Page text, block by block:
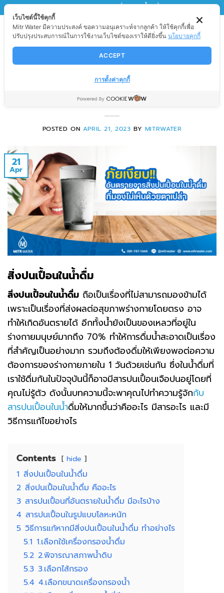
Skip
content
MITRWATER มิตรวอเตอร์ เพื่อนของน้ำ เพื่อนของคุณ
ภัยเงียบ!! อันตรายจารสิ่งปนเปื้อนใน
น้ำดื่ม ที่มองไม่เห็นด้วยตาเปล่า
POSTED ON APRIL 21, 2023 BY MITRWATER
21
Apr
สิ่งปนเปื้อนในน้ำดื่ม
สิ่งปนเปื้อนในน้ำดื่ม ถือเป็นเรื่องที่ไม่สามารถมองข้ามได้
เพราะเป็นเรื่องที่ส่งผลต่อสุขภาพร่างกายโดยตรง อาจ
ทำให้เกิดอันตรายได้ อีกทั้งน้ำยังเป็นของเหลวที่อยู่ใน
ร่างกายมนุษย์มากถึง 70% ทำให้การดื่มน้ำสะอาดเป็นเรื่อง
ที่สำคัญเป็นอย่างมาก รวมถึงต้องดื่มให้เพียงพอต่อความ
ต้องการของร่างกายภายใน 1 วันด้วยเช่นกัน ซึ่งในน้ำดื่มที่
เราใช้ดื่มกันในปัจจุบันนี้ก็อาจมีสารปนเปื้อนเจือปนอยู่โดยที่
คุณไม่รู้ตัว ดังนั้นบทความนี้จะพาคุณไปทำความรู้จักกับ
สารปนเปื้อนในน้ำดื่มให้มากขึ้นว่าคืออะไร มีสารอะไร และมี
วิธีการแก้ไขอย่างไร
Contents hide
1 สิ่งปนเปื้อนในน้ำดื่ม
2 สิ่งปนเปื้อนในน้ำดื่ม คืออะไร
3 สารปนเปื้อนที่อันตรายในน้ำดื่ม มีอะไรบ้าง
4 สารปนเปื้อนในรูปแบบโลหะหนัก
5 วิธีการแก้หากมีสิ่งปนเปื้อนในน้ำดื่ม ทำอย่างไร
5.1 1.เลือกใช้เครื่องกรองน้ำดื่ม
5.2 2.พิจารณาสภาพน้ำดิบ
5.3 3.เลือกไส้กรอง
5.4 4.เลือกขนาดเครื่องกรองน้ำ
เว็บไซต์นี้ใช้คุกกี้
Mitr Water มีความประสงค์ ขอความอนุเคราะห์จากลูกค้า ให้ใช้คุกกี้เพื่อ
ปรับปรุงประสบการณ์ในการใช้งานเว็บไซต์ของเราให้ดียิ่งขึ้น นโยบายคุกกี้
ACCEPT
การตั้งค่าคุกกี้